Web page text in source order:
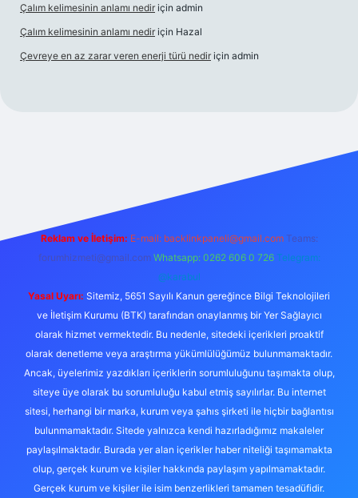
Çalım kelimesinin anlamı nedir için admin
Çalım kelimesinin anlamı nedir için Hazal
Çevreye en az zarar veren enerji türü nedir için admin
Reklam ve İletişim: E-mail: backlinkpaneli@gmail.com Teams:
forumhizmeti@gmail.com Whatsapp: 0262 606 0 726 Telegram:
@karabul
Yasal Uyarı: Sitemiz, 5651 Sayılı Kanun gereğince Bilgi Teknolojileri
ve İletişim Kurumu (BTK) tarafından onaylanmış bir Yer Sağlayıcı
olarak hizmet vermektedir. Bu nedenle, sitedeki içerikleri proaktif
olarak denetleme veya araştırma yükümlülüğümüz bulunmamaktadır.
Ancak, üyelerimiz yazdıkları içeriklerin sorumluluğunu taşımakta olup,
siteye üye olarak bu sorumluluğu kabul etmiş sayılırlar. Bu internet
sitesi, herhangi bir marka, kurum veya şahıs şirketi ile hiçbir bağlantısı
bulunmamaktadır. Sitede yalnızca kendi hazırladığımız makaleler
paylaşılmaktadır. Burada yer alan içerikler haber niteliği taşımamakta
olup, gerçek kurum ve kişiler hakkında paylaşım yapılmamaktadır.
Gerçek kurum ve kişiler ile isim benzerlikleri tamamen tesadüfidir.